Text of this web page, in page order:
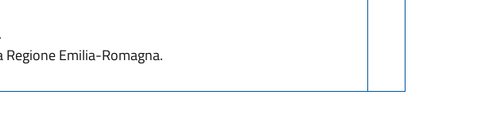
Emilia-Romagna.